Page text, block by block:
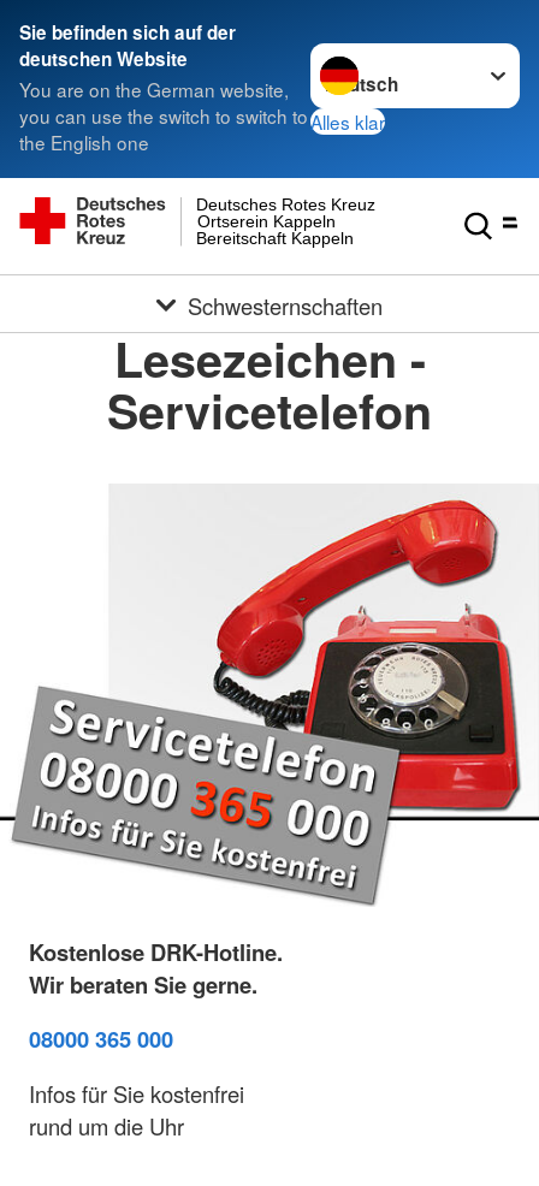
Sie befinden sich auf der
deutschen Website
You are on the German website,
you can use the switch to switch to
the English one
Sprache wechseln zu
Alles klar
Bereitschaft Kappeln
Ortserein Kappeln
Deutsches Rotes Kreuz
Schwesternschaften
Lesezeichen -
Servicetelefon
Kostenlose DRK-Hotline.
Wir beraten Sie gerne.
08000 365 000
Infos für Sie kostenfrei
rund um die Uhr